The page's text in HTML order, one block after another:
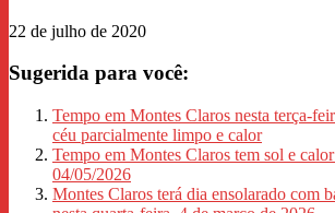
22 de julho de 2020
Sugerida para você:
Tempo em Montes Claros nesta terça-
céu parcialmente limpo e calor
Tempo em Montes Claros tem sol e
04/05/2026
Montes Claros terá dia ensolarado com